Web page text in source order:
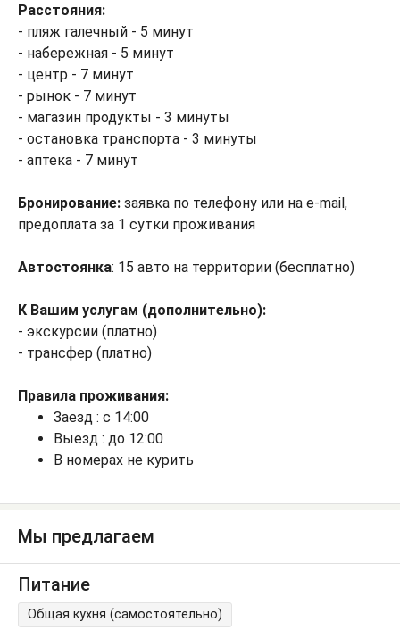
Расстояния:
- пляж галечный - 5 минут
- набережная - 5 минут
- центр - 7 минут
- рынок - 7 минут
- магазин продукты - 3 минуты
- остановка транспорта - 3 минуты
- аптека - 7 минут
Бронирование: заявка по телефону или на e-mail,
предоплата за 1 сутки проживания
Автостоянка: 15 авто на территории (бесплатно)
К Вашим услугам (дополнительно):
- экскурсии (платно)
- трансфер (платно)
Правила проживания:
Заезд : с 14:00
Выезд : до 12:00
В номерах не курить
Мы предлагаем
Питание
Общая кухня (самостоятельно)